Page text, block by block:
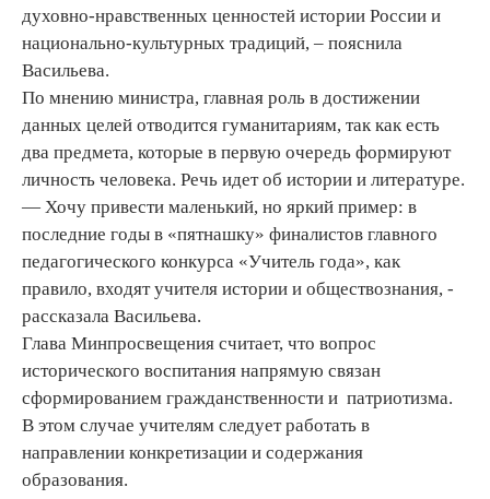
духовно-нравственных ценностей истории России и
национально-культурных традиций, – пояснила
Васильева.
По мнению министра, главная роль в достижении
данных целей отводится гуманитариям, так как есть
два предмета, которые в первую очередь формируют
личность человека. Речь идет об истории и литературе.
— Хочу привести маленький, но яркий пример: в
последние годы в «пятнашку» финалистов главного
педагогического конкурса «Учитель года», как
правило, входят учителя истории и обществознания, -
рассказала Васильева.
Глава Минпросвещения считает, что вопрос
исторического воспитания напрямую связан
сформированием гражданственности и патриотизма.
В этом случае учителям следует работать в
направлении конкретизации и содержания
образования.